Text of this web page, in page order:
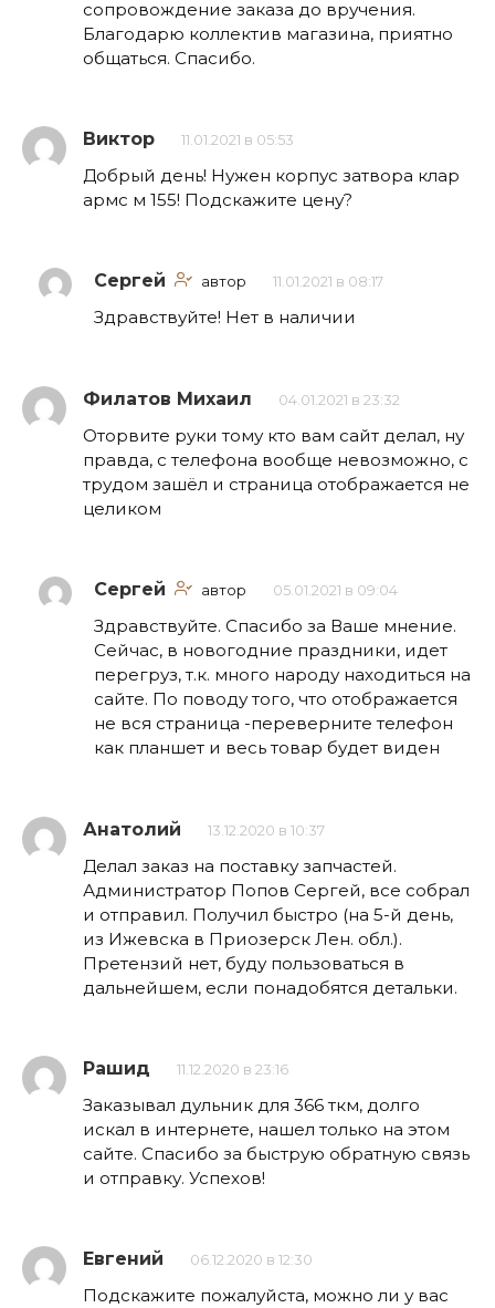
сопровождение заказа до вручения.
Благодарю коллектив магазина, приятно
общаться. Спасибо.
Виктор 11.01.2021 в 05:53
Добрый день! Нужен корпус затвора клар
армс м 155! Подскажите цену?
Сергей автор 11.01.2021 в 08:17
Здравствуйте! Нет в наличии
Филатов Михаил 04.01.2021 в 23:32
Оторвите руки тому кто вам сайт делал, ну
правда, с телефона вообще невозможно, с
трудом зашёл и страница отображается не
целиком
Сергей автор 05.01.2021 в 09:04
Здравствуйте. Спасибо за Ваше мнение.
Сейчас, в новогодние праздники, идет
перегруз, т.к. много народу находиться на
сайте. По поводу того, что отображается
не вся страница -переверните телефон
как планшет и весь товар будет виден
Анатолий 13.12.2020 в 10:37
Делал заказ на поставку запчастей.
Администратор Попов Сергей, все собрал
и отправил. Получил быстро (на 5-й день,
из Ижевска в Приозерск Лен. обл.).
Претензий нет, буду пользоваться в
дальнейшем, если понадобятся детальки.
Рашид 11.12.2020 в 23:16
Заказывал дульник для 366 ткм, долго
искал в интернете, нашел только на этом
сайте. Спасибо за быструю обратную связь
и отправку. Успехов!
Евгений 06.12.2020 в 12:30
Подскажите пожалуйста, можно ли у вас